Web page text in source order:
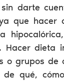
darte
que hacer
Hacer dieta
o grupos de
de qué,